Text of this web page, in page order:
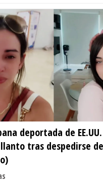
deportada de
tras despedirse